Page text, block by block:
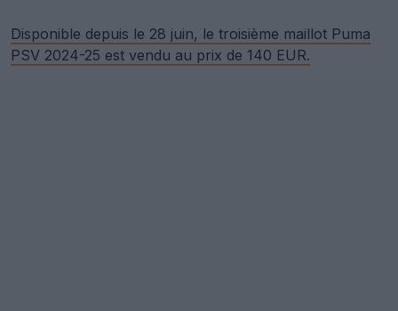
Disponible depuis le 28 juin, le troisième maillot Puma
PSV 2024-25 est vendu au prix de 140 EUR.